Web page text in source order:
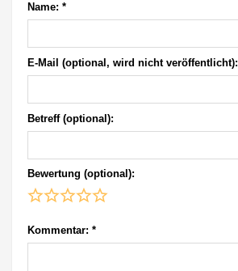
Name: *
E-Mail (optional, wird nicht veröffentlicht):
Betreff (optional):
Bewertung (optional):
Kommentar: *